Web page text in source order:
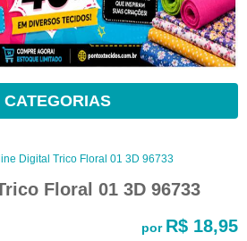
CATEGORIAS
Digital Trico Floral 01 3D 96733
Floral 01 3D 96733
por R$ 18,95